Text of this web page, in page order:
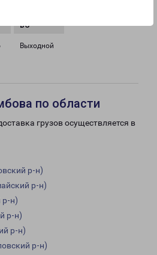
Выходной
по области
грузов осуществляется в
р-н)
р-н)
р-н)
р-н)
р-н)
р-н)